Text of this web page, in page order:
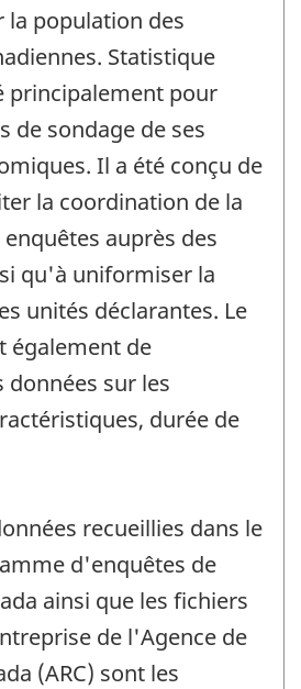
la population des
Statistique
principalement pour
de sondage de ses
Il a été conçu de
la coordination de la
auprès des
qu'à uniformiser la
unités déclarantes. Le
également de
données sur les
durée de
recueillies dans le
d'enquêtes de
ainsi que les fichiers
de l'Agence de
(ARC) sont les